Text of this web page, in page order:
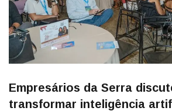
Empresários da Serra
transformar inteligência